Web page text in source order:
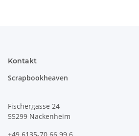
Kontakt
Scrapbookheaven
Fischergasse 24
55299 Nackenheim